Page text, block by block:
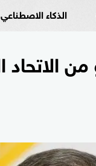
الذكاء الاصطناعي